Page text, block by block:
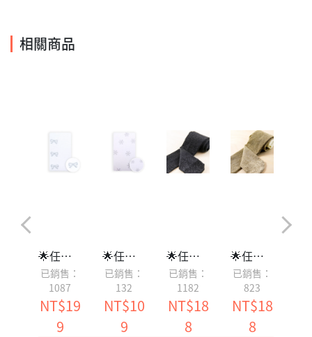
相關商品
🌟任選2雙8折🌟 側邊大蝴蝶結（0-2歲, 3-12歲）
已銷售：
1087
NT$19
9
🌟任選2雙8折🌟 雪花紛飛（0-6個月）
已銷售：
132
NT$10
9
🌟任選2雙8折🌟 閃耀黑 (0-2歲, 3-7歲, 10-12歲) - 3歲以下止滑
已銷售：
1182
NT$18
8
🌟任選2雙8折🌟 閃耀金（0-7歲, 10-12歲）- 5歲以下止滑
已銷售：
823
NT$18
8